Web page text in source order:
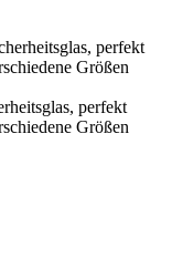
perfekt
Größen